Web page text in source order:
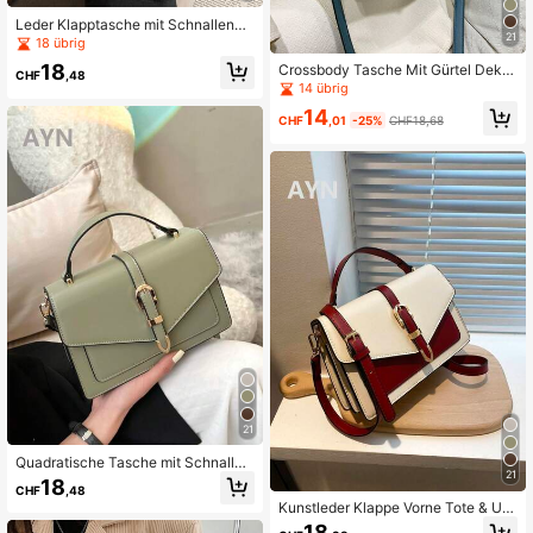
Leder Klapptasche mit Schnallenve
rschluss als Henkeltasche & Umhän
getasche
18 übrig
CHF18 ,48
21
Quadratische Tasche mit Schnalle
Dekor, Klappe
CHF18 ,48
21
Crossbody Tasche Mit Gürtel Dekor
ation Und Griff Oben
14 übrig
CHF14 ,01 -25% CHF18,68
21
Kunstleder Klappe Vorne Tote & Um
hängetasche